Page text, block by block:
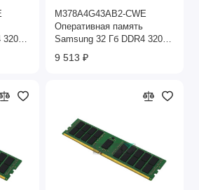
3200
M378A4G43AB2-CWE
Оперативная память
Samsung 32 Гб DDR4 3200
МГц
9 513 ₽